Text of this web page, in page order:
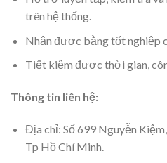
trên hệ thống.
Nhận được bằng tốt nghiệp
Tiết kiệm được thời gian,
Thông tin liên hệ:
Địa chỉ: Số 699 Nguyễn
Tp Hồ Chí Minh.